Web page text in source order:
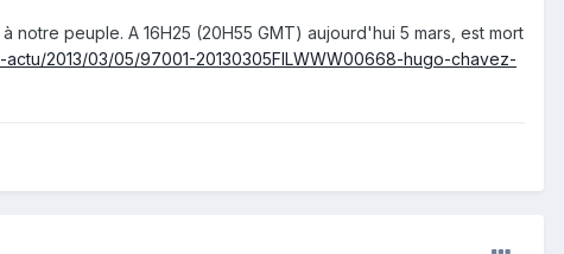
peuple. A 16H25 (20H55 GMT) aujourd'hui 5 mars, est mort
2013/03/05/97001-20130305FILWWW00668-hugo-chavez-